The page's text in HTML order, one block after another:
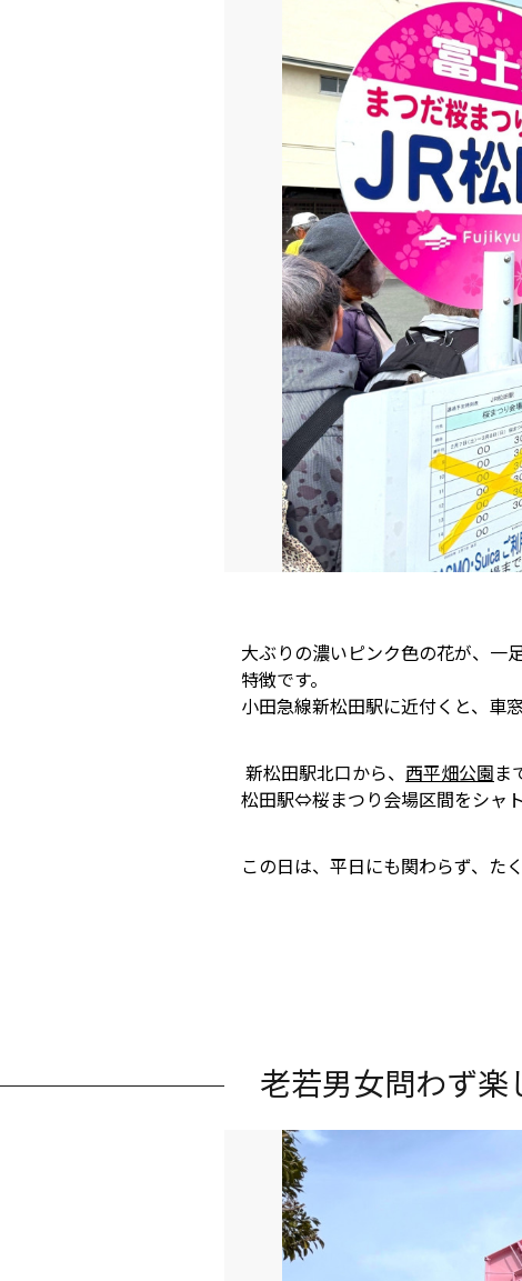
大ぶりの濃いピンク色の花が、一
特徴です。
小田急線新松田駅に近付くと、車
新松田駅北口から、 西平畑公園ま
松田駅⇔桜まつり会場区間をシャ
この日は、平日にも関わらず、た
老若男女問わず楽